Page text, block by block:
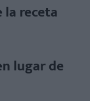
receta
lugar de